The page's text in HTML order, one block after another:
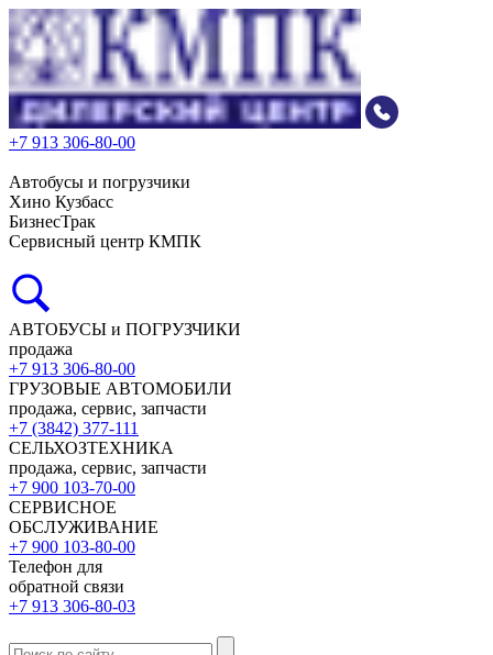
+7 913 306-80-00
Автобусы и погрузчики
Хино Кузбасс
БизнесТрак
Сервисный центр КМПК
АВТОБУСЫ и ПОГРУЗЧИКИ
продажа
+7 913 306-80-00
ГРУЗОВЫЕ АВТОМОБИЛИ
продажа, сервис, запчасти
+7 (3842) 377-111
СЕЛЬХОЗТЕХНИКА
продажа, сервис, запчасти
+7 900 103-70-00
СЕРВИСНОЕ
ОБСЛУЖИВАНИЕ
+7 900 103-80-00
Телефон для
обратной связи
+7 913 306-80-03